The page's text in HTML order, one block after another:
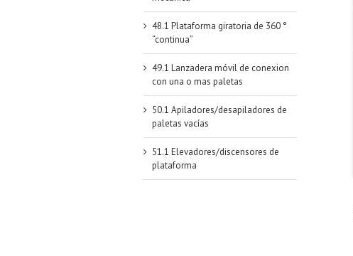
48.1 Plataforma giratoria de 360 °
“continua”
49.1 Lanzadera móvil de conexion
con una o mas paletas
50.1 Apiladores/desapiladores de
paletas vacías
51.1 Elevadores/discensores de
plataforma